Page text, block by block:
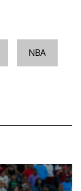
NBA